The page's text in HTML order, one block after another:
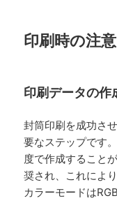
印刷時の注
印刷データの作
封筒印刷を成功さ
要なステップです
度で作成すること
奨され、これによ
カラーモードは